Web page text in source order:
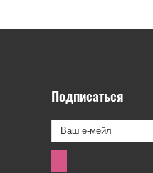
Подписаться